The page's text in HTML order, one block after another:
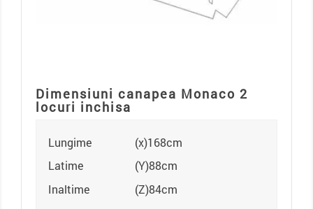
Dimensiuni canapea Monaco 2
locuri inchisa
Lungime
(x)168cm
Latime
(Y)88cm
Inaltime
(Z)84cm